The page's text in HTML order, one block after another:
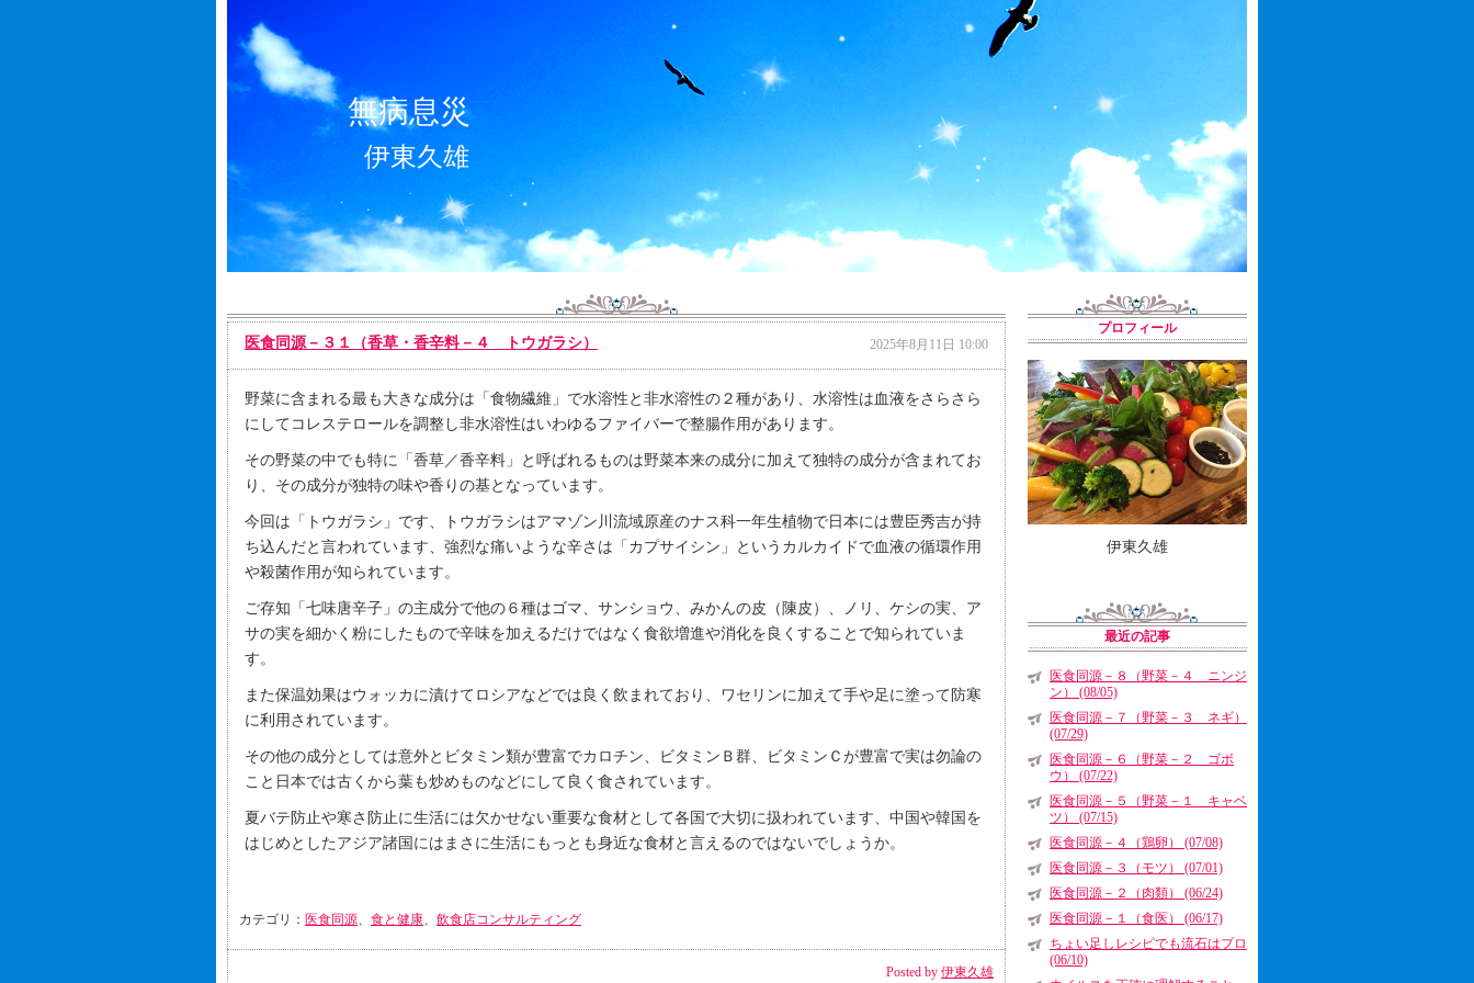
無病息災
伊東久雄
医食同源－３１（香草・香辛料－４ トウガラシ） 2025年8月11日 10:00
野菜に含まれる最も大きな成分は「食物繊維」で水溶性と非水溶性の２種があり、水溶性は血液をさらさら
にしてコレステロールを調整し非水溶性はいわゆるファイバーで整腸作用があります。
その野菜の中でも特に「香草／香辛料」と呼ばれるものは野菜本来の成分に加えて独特の成分が含まれてお
り、その成分が独特の味や香りの基となっています。
今回は「トウガラシ」です、トウガラシはアマゾン川流域原産のナス科一年生植物で日本には豊臣秀吉が持
ち込んだと言われています、強烈な痛いような辛さは「カプサイシン」というカルカイドで血液の循環作用
や殺菌作用が知られています。
ご存知「七味唐辛子」の主成分で他の６種はゴマ、サンショウ、みかんの皮（陳皮）、ノリ、ケシの実、ア
サの実を細かく粉にしたもので辛味を加えるだけではなく食欲増進や消化を良くすることで知られていま
す。
また保温効果はウォッカに漬けてロシアなどでは良く飲まれており、ワセリンに加えて手や足に塗って防寒
に利用されています。
その他の成分としては意外とビタミン類が豊富でカロチン、ビタミンＢ群、ビタミンＣが豊富で実は勿論の
こと日本では古くから葉も炒めものなどにして良く食されています。
夏バテ防止や寒さ防止に生活には欠かせない重要な食材として各国で大切に扱われています、中国や韓国を
はじめとしたアジア諸国にはまさに生活にもっとも身近な食材と言えるのではないでしょうか。
カテゴリ： 医食同源、 食と健康、 飲食店コンサルティング
Posted by 伊東久雄
プロフィール
伊東久雄
最近の記事
医食同源－８（野菜－４ ニンジ
ン） (08/05)
医食同源－７（野菜－３ ネギ）
(07/29)
医食同源－６（野菜－２ ゴボ
ウ） (07/22)
医食同源－５（野菜－１ キャベ
ツ） (07/15)
医食同源－４（鶏卵） (07/08)
医食同源－３（モツ） (07/01)
医食同源－２（肉類） (06/24)
医食同源－１（食医） (06/17)
ちょい足しレシピでも流石はプロ
(06/10)